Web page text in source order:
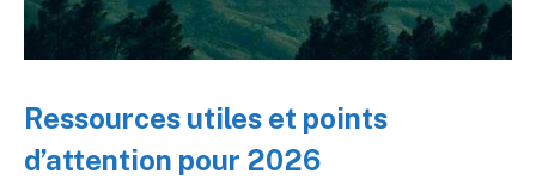
Ressources utiles et points
d’attention pour 2026